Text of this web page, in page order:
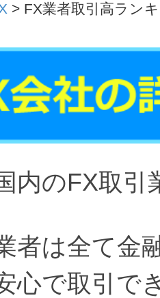
> FX業者取引高ラン
内のFX取
者は全て金
心で取引で